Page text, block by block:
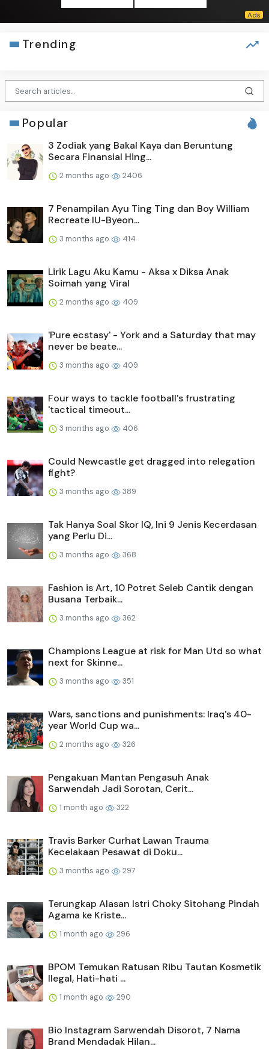
Trending
Popular
3 Zodiak yang Bakal Kaya dan Beruntung
Secara Finansial Hing...
2 months ago 2406
7 Penampilan Ayu Ting Ting dan Boy William
Recreate IU-Byeon...
3 months ago 414
Lirik Lagu Aku Kamu - Aksa x Diksa Anak
Soimah yang Viral
2 months ago 409
'Pure ecstasy' - York and a Saturday that may
never be beate...
3 months ago 409
Four ways to tackle football's frustrating
'tactical timeout...
3 months ago 406
Could Newcastle get dragged into relegation
fight?
3 months ago 389
Tak Hanya Soal Skor IQ, Ini 9 Jenis Kecerdasan
yang Perlu Di...
3 months ago 368
Fashion is Art, 10 Potret Seleb Cantik dengan
Busana Terbaik...
3 months ago 362
Champions League at risk for Man Utd so what
next for Skinne...
3 months ago 351
Wars, sanctions and punishments: Iraq's 40-
year World Cup wa...
2 months ago 326
Pengakuan Mantan Pengasuh Anak
Sarwendah Jadi Sorotan, Cerit...
1 month ago 322
Travis Barker Curhat Lawan Trauma
Kecelakaan Pesawat di Doku...
3 months ago 297
Terungkap Alasan Istri Choky Sitohang Pindah
Agama ke Kriste...
1 month ago 296
BPOM Temukan Ratusan Ribu Tautan Kosmetik
Ilegal, Hati-hati ...
1 month ago 290
Bio Instagram Sarwendah Disorot, 7 Nama
Brand Mendadak Hilan...